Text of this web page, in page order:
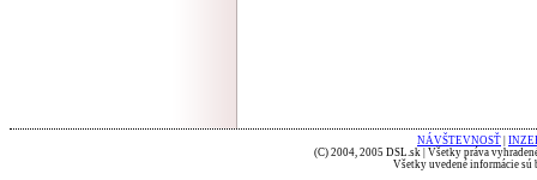
NÁVŠTEVNOSŤ
(C) 2004, 2005 DSL.sk | Všetky práva
Všetky uvedené informácie sú